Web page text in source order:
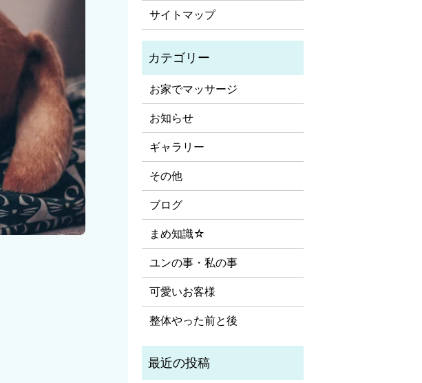
サイトマップ
お家でマッサージ
お知らせ
ギャラリー
その他
ブログ
まめ知識☆
ユンの事・私の事
可愛いお客様
整体やった前と後